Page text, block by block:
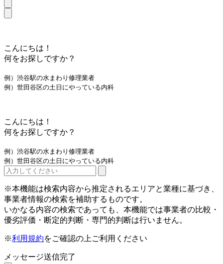
こんにちは！
何をお探しですか？
例）渋谷駅の水まわり修理業者
例）世田谷区の土日にやっている内科
こんにちは！
何をお探しですか？
例）渋谷駅の水まわり修理業者
例）世田谷区の土日にやっている内科
※本機能は検索内容から推定されるエリアと業種に基づき、
事業者情報の検索を補助するものです。
いかなる内容の検索であっても、本機能では事業者の比較・
優劣評価・断定的判断・専門的判断は行いません。
※利用規約をご確認の上ご利用ください
メッセージ送信完了